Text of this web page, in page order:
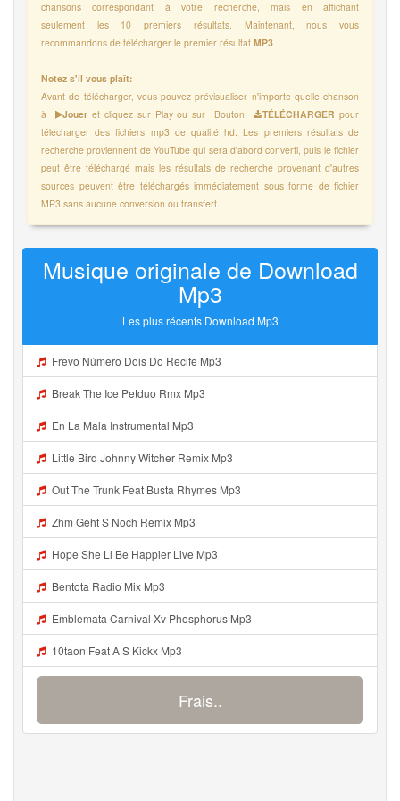
chansons correspondant à votre recherche, mais en affichant
seulement les 10 premiers résultats. Maintenant, nous vous
recommandons de télécharger le premier résultat MP3
Notez s'il vous plaît:
Avant de télécharger, vous pouvez prévisualiser n'importe quelle chanson
à
Jouer et cliquez sur Play ou sur Bouton TÉLÉCHARGERpour
télécharger des fichiers mp3 de qualité hd. Les premiers résultats de
recherche proviennent de YouTube qui sera d'abord converti, puis le fichier
peut être téléchargé mais les résultats de recherche provenant d'autres
sources peuvent être téléchargés immédiatement sous forme de fichier
MP3 sans aucune conversion ou transfert.
Musique originale de Download
Mp3
Les plus récents Download Mp3
Frevo Número Dois Do Recife Mp3
Break The Ice Petduo Rmx Mp3
En La Mala Instrumental Mp3
Little Bird Johnny Witcher Remix Mp3
Out The Trunk Feat Busta Rhymes Mp3
Zhm Geht S Noch Remix Mp3
Hope She Ll Be Happier Live Mp3
Bentota Radio Mix Mp3
Emblemata Carnival Xv Phosphorus Mp3
10taon Feat A S Kickx Mp3
Frais..